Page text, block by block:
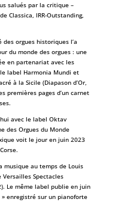
salués par la critique –
Classica, IRR-Outstanding,
orgues historiques l’a
du monde des orgues : une
en partenariat avec les
label Harmonia Mundi et
à la Sicile (Diapason d’Or,
premières pages d’un carnet
avec le label Oktav
des Orgues du Monde
voit le jour en juin 2023
musique au temps de Louis
Spectacles
Le même label publie en juin
enregistré sur un pianoforte